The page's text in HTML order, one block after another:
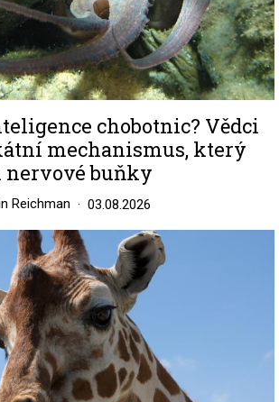
chobotnic? Vědci
mechanismus, který
buňky
Reichman 03.08.2026